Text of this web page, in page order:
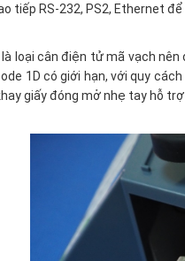
tiếp RS-232, PS2, Ethernet
là loại cân điện tử mã vạch
1D có giới hạn, với quy
giấy đóng mở nhẹ tay hỗ